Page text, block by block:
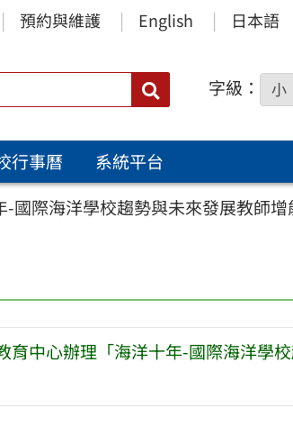
預約與維護 English 日本語
搜
尋：
字級： 小
行事曆
系統平台
際海洋學校趨勢與未來發展教師增
育中心辦理「海洋十年-國際海洋學